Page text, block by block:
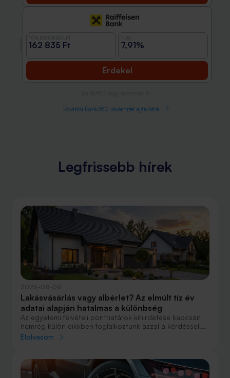
162 835 Ft 7,91%
Érdekel
További Bank360 lakáshitel ajánlatok
Legfrissebb hírek
Lakásvásárlás vagy albérlet? Az elmúlt tíz év
adatai alapján hatalmas a különbség
Az egyetemi felvételi ponthatárok kihirdetése kapcsán
nemrég külön cikkben foglalkoztunk azzal a kérdéssel,
hogy lakást venni vagy vásárolni éri meg jobban. Előző
csak teheti, annak mindenképpen megéri a
lakásvásárlás. De mi a helyzet akkor, ha inkább a
Elolvasom